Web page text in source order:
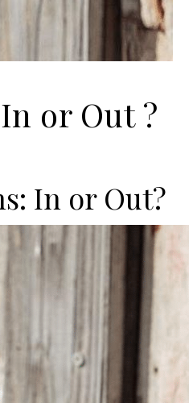
or Out ?
In or Out?